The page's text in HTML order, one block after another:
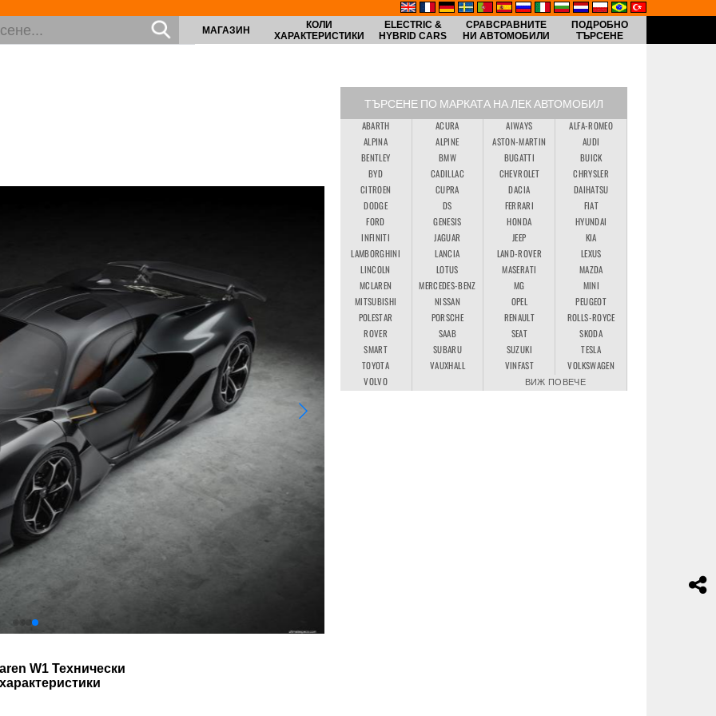
МАГАЗИН
КОЛИ
ХАРАКТЕРИСТИКИ
ELECTRIC &
HYBRID CARS
СРАВСРАВНИТЕ
НИ АВТОМОБИЛИ
ПОДРОБНО
ТЪРСЕНЕ
W1 Технически
ТЪРСЕНЕ ПО МАРКАТА НА ЛЕК АВТОМОБИЛ
ABARTH ACURA AIWAYS
ALFA-ROMEO
ALPINA
ALPINE ASTON-MARTIN
AUDI
BENTLEY
BMW BUGATTI
BUICK
BYD
CADILLAC CHEVROLET
CHRYSLER
CITROEN
CUPRA DACIA
DAIHATSU
DODGE
DS FERRARI
FIAT
FORD
GENESIS HONDA
HYUNDAI
INFINITI
JAGUAR JEEP
KIA
LAMBORGHINI
LANCIA LAND-ROVER
LEXUS
LINCOLN
LOTUS MASERATI
MAZDA
MCLAREN
MERCEDES-BENZ MG
MINI
MITSUBISHI
NISSAN OPEL
PEUGEOT
POLESTAR
PORSCHE RENAULT
ROLLS-ROYCE
ROVER
SAAB SEAT
SKODA
SMART
SUBARU SUZUKI
TESLA
TOYOTA
VAUXHALL VINFAST
VOLKSWAGEN
VOLVO
ВИЖ ПОВЕЧЕ